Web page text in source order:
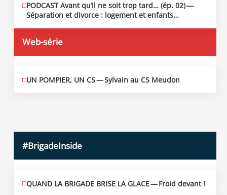
MAI
13
2026
PODCAST Avant qu’il ne soit trop tard… (ép. 02) —
Séparation et divorce : logement et enfants…
Web-série
MAI
10
UN POMPIER, UN CS — Sylvain au CS Meudon
#BrigadeInside
QUAND LA BRIGADE BRISE LA GLACE — Froid devant !